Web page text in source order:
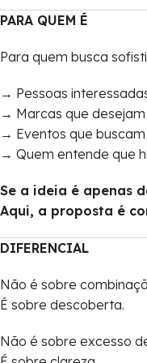
PARA QUEM É
Para quem busca
→ Pessoas
→ Marcas que
→ Eventos que
→ Quem entende que
Se a ideia é apenas
Aqui, a proposta é
DIFERENCIAL
Não é sobre
É sobre descoberta.
Não é sobre excesso